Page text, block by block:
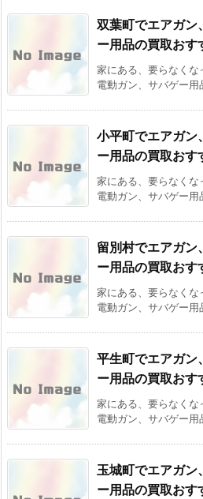
双葉町でエアガン
ー用品の買取おす
家にある、要らなくな
電動ガン、サバゲー
小平町でエアガン
ー用品の買取おす
家にある、要らなくな
電動ガン、サバゲー
留別村でエアガン
ー用品の買取おす
家にある、要らなくな
電動ガン、サバゲー
平生町でエアガン
ー用品の買取おす
家にある、要らなくな
電動ガン、サバゲー
玉城町でエアガン
ー用品の買取おす